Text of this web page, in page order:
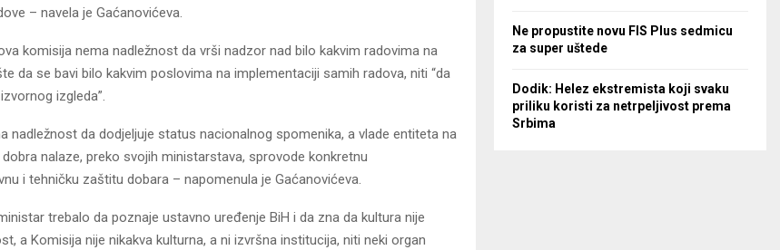
– navela je Gaćanovićeva.
komisija nema nadležnost da vrši nadzor nad bilo kakvim radovima na
da se bavi bilo kakvim poslovima na implementaciji samih radova, niti “da
izgleda”.
nadležnost da dodjeljuje status nacionalnog spomenika, a vlade entiteta na
nalaze, preko svojih ministarstava, sprovode konkretnu
i tehničku zaštitu dobara – napomenula je Gaćanovićeva.
trebalo da poznaje ustavno uređenje BiH i da zna da kultura nije
a Komisija nije nikakva kulturna, a ni izvršna institucija, niti neki organ
Ne propustite novu FIS Plus sedmicu
za super uštede
Dodik: Helez ekstremista koji svaku
priliku koristi za netrpeljivost prema
Srbima